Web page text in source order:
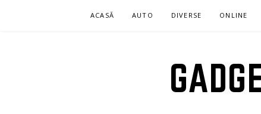
ACASĂ AUTO DIVERSE ONLINE